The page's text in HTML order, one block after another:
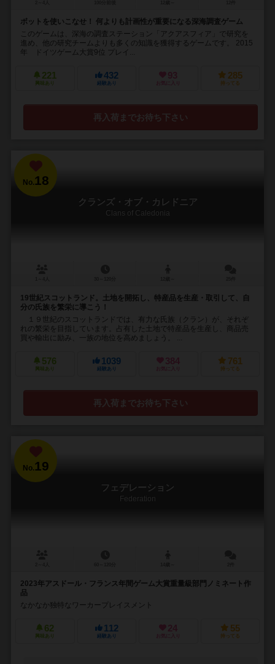
ボットを使いこなせ！ 何よりも計画性が重要になる深海調査ゲーム
このゲームは、深海の調査ステーション「アクアスフィア」で研究を
進め、他の研究チームよりも多くの知識を獲得するゲームです。 2015
年 ドイツゲーム大賞9位 プレイ...
221
興味あり
432
経験あり
93
お気に入り
285
持ってる
再入荷までお待ち下さい
No.18
クランズ・オブ・カレドニア
Clans of Caledonia
19世紀スコットランド。土地を開拓し、特産品を生産・取引して、自
分の氏族を繁栄に導こう！
１９世紀のスコットランドでは、有力な氏族（クラン）が、それぞ
れの繁栄を目指しています。占有した土地で特産品を生産し、商品売
買や輸出に励み、一族の地位を高めましょう。 ...
576
興味あり
1039
経験あり
384
お気に入り
761
持ってる
再入荷までお待ち下さい
No.19
フェデレーション
Federation
2023年アスドール・フランス年間ゲーム大賞重量級部門ノミネート作
品
なかなか独特なワーカープレイスメント
62
興味あり
112
経験あり
24
お気に入り
55
持ってる